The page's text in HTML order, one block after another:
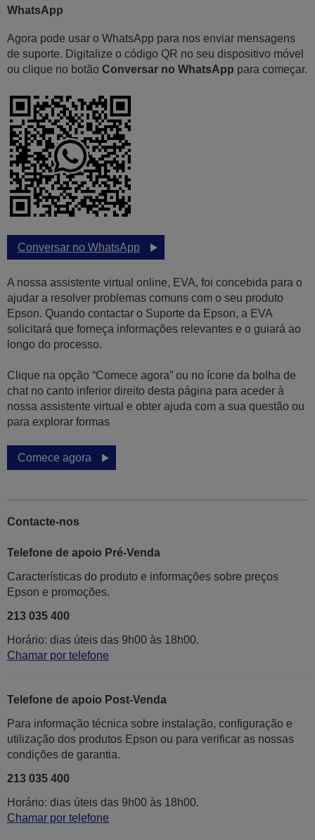
WhatsApp
Agora pode usar o WhatsApp para nos enviar mensagens
de suporte. Digitalize o código QR no seu dispositivo móvel
ou clique no botão Conversar no WhatsApp para começar.
Conversar no WhatsApp
A nossa assistente virtual online, EVA, foi concebida para o
ajudar a resolver problemas comuns com o seu produto
Epson. Quando contactar o Suporte da Epson, a EVA
solicitará que forneça informações relevantes e o guiará ao
longo do processo.
Clique na opção “Comece agora” ou no ícone da bolha de
chat no canto inferior direito desta página para aceder à
nossa assistente virtual e obter ajuda com a sua questão ou
para explorar formas
Comece agora
Contacte-nos
Telefone de apoio Pré-Venda
Características do produto e informações sobre preços
Epson e promoções.
213 035 400
Horário: dias úteis das 9h00 às 18h00.
Chamar por telefone
Telefone de apoio Post-Venda
Para informação técnica sobre instalação, configuração e
utilização dos produtos Epson ou para verificar as nossas
condições de garantia.
213 035 400
Horário: dias úteis das 9h00 às 18h00.
Chamar por telefone